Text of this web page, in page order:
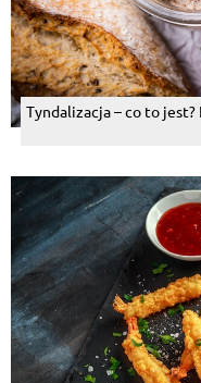
Tyndalizacja – co to jest?